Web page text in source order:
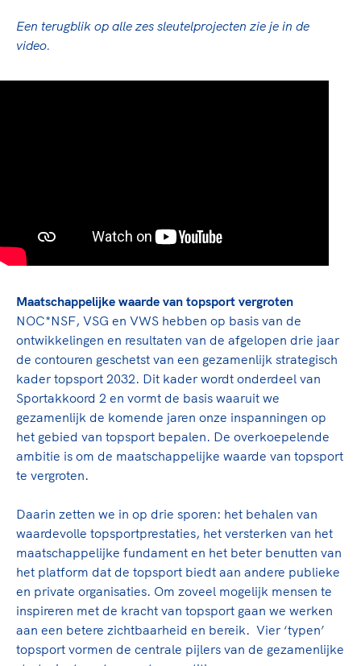
ongewenst gedrag.
Een terugblik op alle zes sleutelprojecten zie je in de
video.
Maatschappelijke waarde van topsport vergroten
NOC*NSF, VSG en VWS hebben op basis van de
ontwikkelingen en resultaten van de afgelopen drie jaar
de contouren geschetst van een gezamenlijk strategisch
kader topsport 2032. Dit kader wordt onderdeel van
Sportakkoord 2 en vormt de basis waaruit we
gezamenlijk de komende jaren onze inspanningen op
het gebied van topsport bepalen. De overkoepelende
ambitie is om de maatschappelijke waarde van topsport
te vergroten.
Daarin zetten we in op drie sporen: het behalen van
waardevolle topsportprestaties, het versterken van het
maatschappelijke fundament en het beter benutten van
het platform dat de topsport biedt aan andere publieke
en private organisaties. Om zoveel mogelijk mensen te
inspireren met de kracht van topsport gaan we werken
aan een betere zichtbaarheid en bereik. Vier ‘typen’
topsport vormen de centrale pijlers van de gezamenlijke